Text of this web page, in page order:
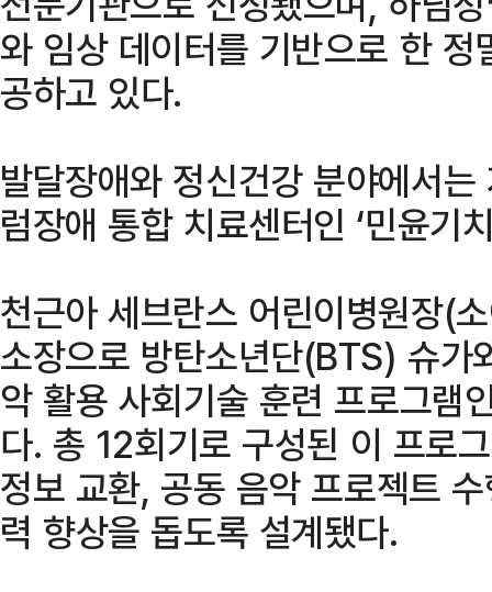
와 임상 데이터를 기반으로 한
공하고 있다.
발달장애와 정신건강 분야에서
럼장애 통합 치료센터인 ‘민윤기
천근아 세브란스 어린이병원장(
소장으로 방탄소년단(BTS) 슈가
악 활용 사회기술 훈련 프로그램
다. 총 12회기로 구성된 이 프로
정보 교환, 공동 음악 프로젝트
력 향상을 돕도록 설계됐다.